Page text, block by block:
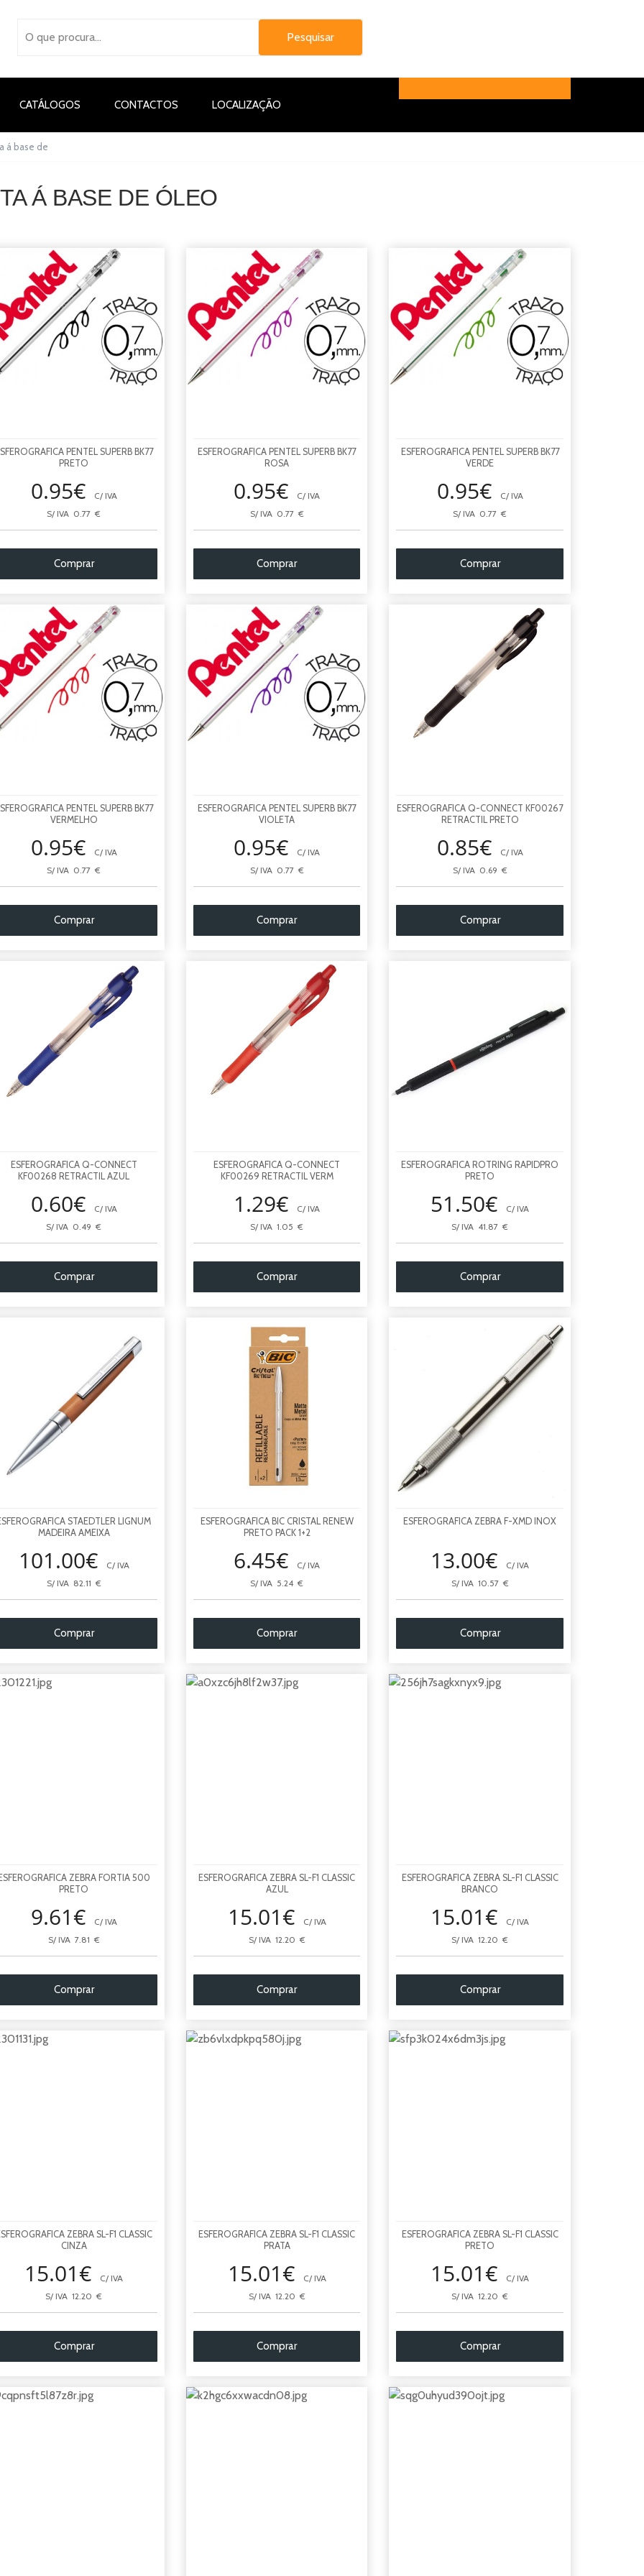
CATÁLOGOS CONTACTOS LOCALIZAÇÃO
á base de
Á BASE DE ÓLEO
PENTEL SUPERB BK77
PRETO
0.95€
C/ IVA
S/ IVA 0.77 €
Comprar
ESFEROGRAFICA PENTEL SUPERB BK77
ROSA
0.95€
C/ IVA
S/ IVA 0.77 €
Comprar
ESFEROGRAFICA PENTEL SUPERB BK77
VERDE
0.95€
C/ IVA
S/ IVA 0.77 €
Comprar
PENTEL SUPERB BK77
VERMELHO
0.95€
C/ IVA
S/ IVA 0.77 €
Comprar
ESFEROGRAFICA PENTEL SUPERB BK77
VIOLETA
0.95€
C/ IVA
S/ IVA 0.77 €
Comprar
ESFEROGRAFICA Q-CONNECT KF00267
RETRACTIL PRETO
0.85€
C/ IVA
S/ IVA 0.69 €
Comprar
ESFEROGRAFICA Q-CONNECT
KF00268 RETRACTIL AZUL
0.60€
C/ IVA
S/ IVA 0.49 €
Comprar
ESFEROGRAFICA Q-CONNECT
KF00269 RETRACTIL VERM
1.29€
C/ IVA
S/ IVA 1.05 €
Comprar
ESFEROGRAFICA ROTRING RAPIDPRO
PRETO
51.50€
C/ IVA
S/ IVA 41.87 €
Comprar
STAEDTLER LIGNUM
MADEIRA AMEIXA
101.00€
C/ IVA
S/ IVA 82.11 €
Comprar
ESFEROGRAFICA BIC CRISTAL RENEW
PRETO PACK 1+2
6.45€
C/ IVA
S/ IVA 5.24 €
Comprar
ESFEROGRAFICA ZEBRA F-XMD INOX
13.00€
C/ IVA
S/ IVA 10.57 €
Comprar
ZEBRA FORTIA 500
PRETO
9.61€
C/ IVA
S/ IVA 7.81 €
Comprar
ESFEROGRAFICA ZEBRA SL-F1 CLASSIC
AZUL
15.01€
C/ IVA
S/ IVA 12.20 €
Comprar
ESFEROGRAFICA ZEBRA SL-F1 CLASSIC
BRANCO
15.01€
C/ IVA
S/ IVA 12.20 €
Comprar
ZEBRA SL-F1 CLASSIC
CINZA
15.01€
C/ IVA
S/ IVA 12.20 €
Comprar
ESFEROGRAFICA ZEBRA SL-F1 CLASSIC
PRATA
15.01€
C/ IVA
S/ IVA 12.20 €
Comprar
ESFEROGRAFICA ZEBRA SL-F1 CLASSIC
PRETO
15.01€
C/ IVA
S/ IVA 12.20 €
Comprar